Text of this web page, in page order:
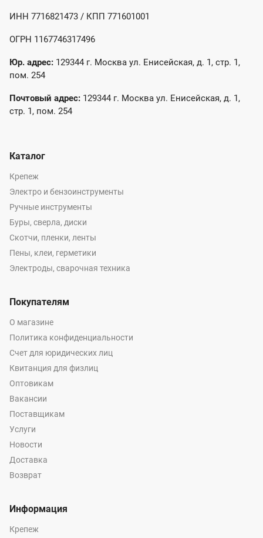
ИНН 7716821473 / КПП 771601001
ОГРН 1167746317496
Юр. адрес: 129344 г. Москва ул. Енисейская, д. 1, стр. 1,
пом. 254
Почтовый адрес: 129344 г. Москва ул. Енисейская, д. 1,
стр. 1, пом. 254
Каталог
Крепеж
Электро и бензоинструменты
Ручные инструменты
Буры, сверла, диски
Скотчи, пленки, ленты
Пены, клеи, герметики
Электроды, сварочная техника
Покупателям
О магазине
Политика конфиденциальности
Счет для юридических лиц
Квитанция для физлиц
Оптовикам
Вакансии
Поставщикам
Услуги
Новости
Доставка
Возврат
Информация
Крепеж